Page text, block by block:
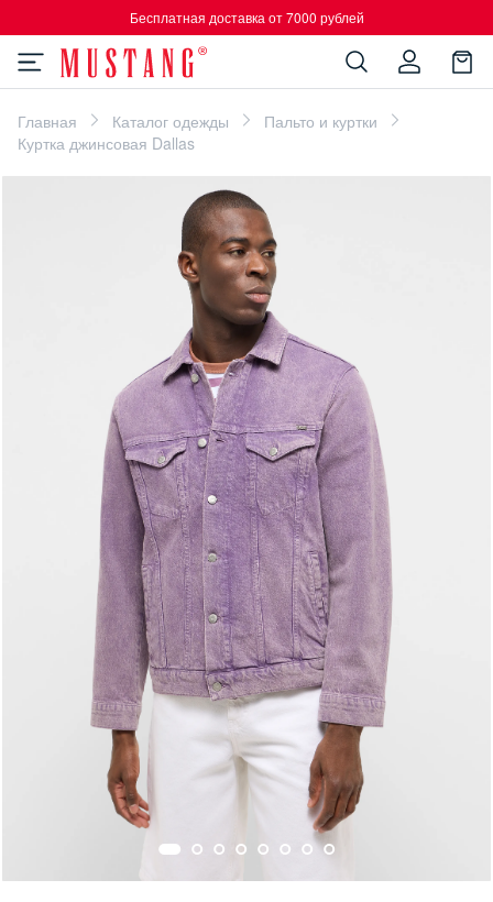
Бесплатная доставка от 7000 рублей
Главная Каталог одежды
Пальто и куртки
Куртка джинсовая Dallas